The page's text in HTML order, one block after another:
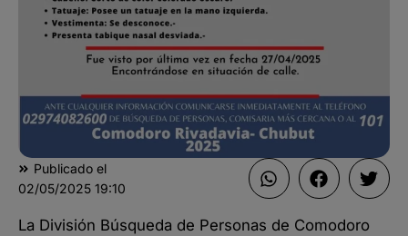
Publicado el
02/05/2025 19:10
La División Búsqueda de Personas de Comodoro